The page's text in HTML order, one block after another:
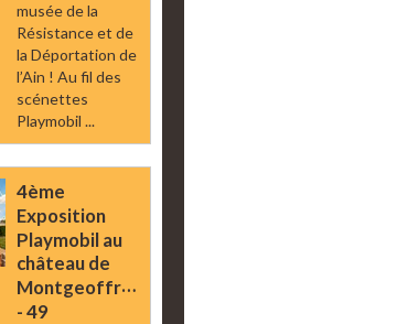
musée de la
Résistance et de
la Déportation de
l’Ain ! Au fil des
scénettes
Playmobil ...
4ème
Exposition
Playmobil au
château de
Montgeoffroy
- 49